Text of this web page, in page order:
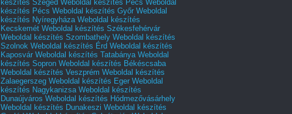
készítés Szeged Weboldal készítés Pécs Weboldal
készítés Pécs Weboldal készítés Győr Weboldal
készítés Nyíregyháza Weboldal készítés
Kecskemét Weboldal készítés Székesfehérvár
Weboldal készítés Szombathely Weboldal készítés
Szolnok Weboldal készítés Érd Weboldal készítés
Kaposvár Weboldal készítés Tatabánya Weboldal
készítés Sopron Weboldal készítés Békéscsaba
Weboldal készítés Veszprém Weboldal készítés
Zalaegerszeg Weboldal készítés Eger Weboldal
készítés Nagykanizsa Weboldal készítés
Dunaújváros Weboldal készítés Hódmezővásárhely
Weboldal készítés Dunakeszi Weboldal készítés